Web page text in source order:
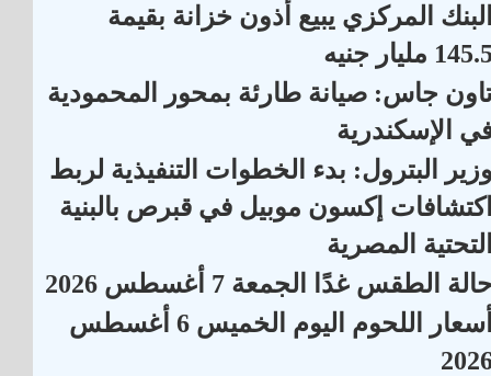
المركزي يبيع أذون خزانة بقيمة
مليار جنيه
جاس: صيانة طارئة بمحور المحمودية
الإسكندرية
البترول: بدء الخطوات التنفيذية لربط
إكسون موبيل في قبرص بالبنية
المصرية
الطقس غدًا الجمعة 7 أغسطس 2026
أسعار اللحوم اليوم الخميس 6 أغسطس